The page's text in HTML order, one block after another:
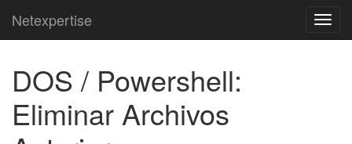
Netexpertise
DOS / Powershell:
Eliminar Archivos